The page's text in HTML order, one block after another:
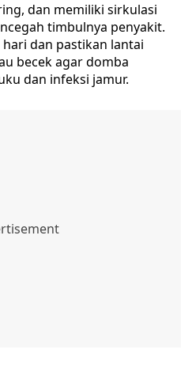
dan memiliki sirkulasi
timbulnya penyakit.
dan pastikan lantai
becek agar domba
dan infeksi jamur.